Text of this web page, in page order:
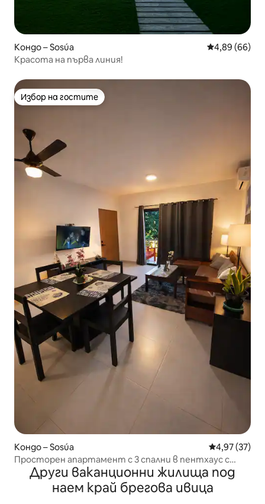
Кондо – Sosúa Средна
4,89 (66)
Красота на първа линия!
Избор на гостите
Избор на гостите
Кондо – Sosúa Средна
4,97 (37)
Просторен апартамент с 3 спални в пентхаус с
паркинг
Други ваканционни жилища под
наем край брегова ивица